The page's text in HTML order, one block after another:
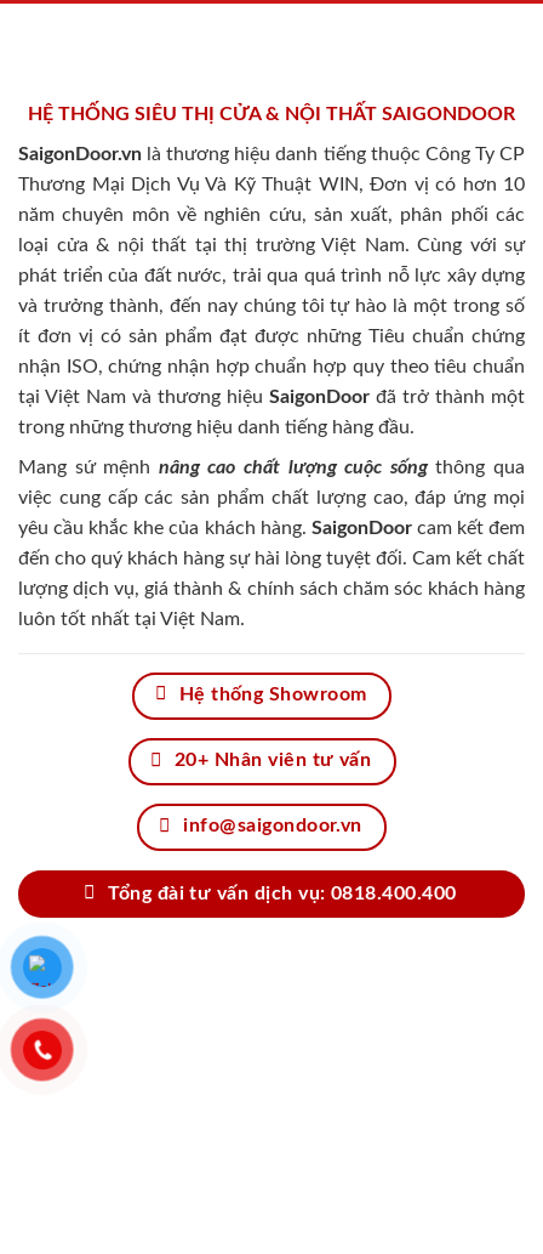
HỆ THỐNG SIÊU THỊ CỬA & NỘI THẤT SAIGONDOOR
SaigonDoor.vn là thương hiệu danh tiếng thuộc Công Ty CP
Thương Mại Dịch Vụ Và Kỹ Thuật WIN, Đơn vị có hơn 10
năm chuyên môn về nghiên cứu, sản xuất, phân phối các
loại cửa & nội thất tại thị trường Việt Nam. Cùng với sự
phát triển của đất nước, trải qua quá trình nỗ lực xây dựng
và trưởng thành, đến nay chúng tôi tự hào là một trong số
ít đơn vị có sản phẩm đạt được những Tiêu chuẩn chứng
nhận ISO, chứng nhận hợp chuẩn hợp quy theo tiêu chuẩn
tại Việt Nam và thương hiệu SaigonDoor đã trở thành một
trong những thương hiệu danh tiếng hàng đầu.
Mang sứ mệnh nâng cao chất lượng cuộc sốngthông qua
việc cung cấp các sản phẩm chất lượng cao, đáp ứng mọi
yêu cầu khắc khe của khách hàng. SaigonDoorcam kết đem
đến cho quý khách hàng sự hài lòng tuyệt đối. Cam kết chất
lượng dịch vụ, giá thành & chính sách chăm sóc khách hàng
luôn tốt nhất tại Việt Nam.
Hệ thống Showroom
20+ Nhân viên tư vấn
info@saigondoor.vn
Tổng đài tư vấn dịch vụ: 0818.400.400